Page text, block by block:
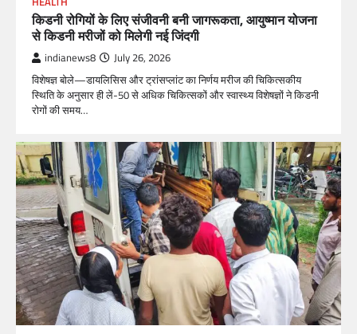
किडनी रोगियों के लिए संजीवनी बनी जागरूकता, आयुष्मान योजना
से किडनी मरीजों को मिलेगी नई जिंदगी
indianews8 July 26, 2026
विशेषज्ञ बोले—डायलिसिस और ट्रांसप्लांट का निर्णय मरीज की चिकित्सकीय
स्थिति के अनुसार ही लें-50 से अधिक चिकित्सकों और स्वास्थ्य विशेषज्ञों ने किडनी
रोगों की समय…